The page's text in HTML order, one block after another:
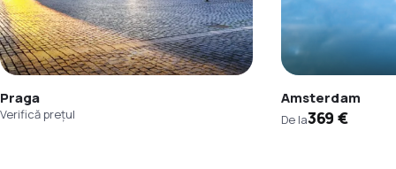
Praga
Verifică prețul
Amsterdam
De la369 €